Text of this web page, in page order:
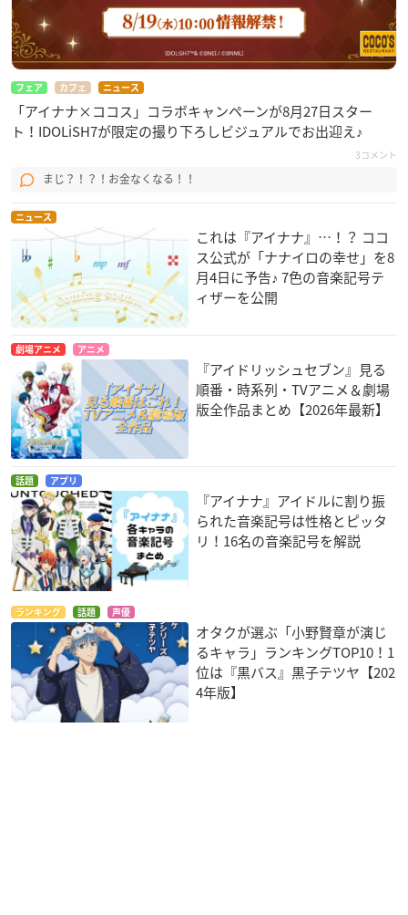
フェア カフェ ニュース
「アイナナ×ココス」コラボキャンペーンが8月27日スター
ト！IDOLiSH7が限定の撮り下ろしビジュアルでお出迎え♪
3コメント
まじ？！？！お金なくなる！！
ニュース
これは『アイナナ』…！？ ココ
ス公式が「ナナイロの幸せ」を8
月4日に予告♪ 7色の音楽記号テ
ィザーを公開
劇場アニメ アニメ
『アイドリッシュセブン』見る
順番・時系列・TVアニメ＆劇場
版全作品まとめ【2026年最新】
話題 アプリ
『アイナナ』アイドルに割り振
られた音楽記号は性格とピッタ
リ！16名の音楽記号を解説
ランキング 話題 声優
オタクが選ぶ「小野賢章が演じ
るキャラ」ランキングTOP10！1
位は『黒バス』黒子テツヤ【202
4年版】